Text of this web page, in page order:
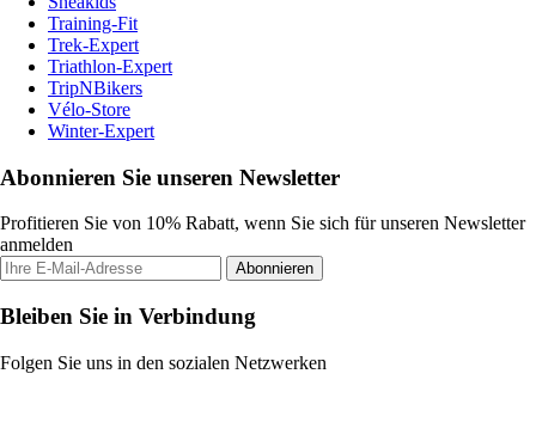
Training-Fit
Trek-Expert
Triathlon-Expert
TripNBikers
Vélo-Store
Winter-Expert
Abonnieren Sie unseren Newsletter
Profitieren Sie von 10% Rabatt, wenn Sie sich für unseren Newsletter
anmelden
Abonnieren
Bleiben Sie in Verbindung
Folgen Sie uns in den sozialen Netzwerken